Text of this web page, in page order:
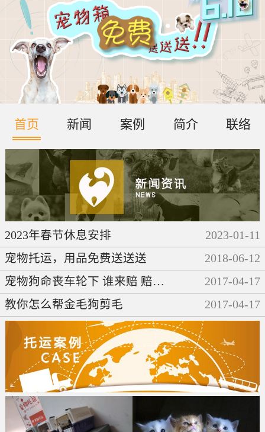
首页 新闻 案例 简介 联络
2023年春节休息安排 2023-01-11
宠物托运，用品免费送送送
2018-06-12
宠物狗命丧车轮下 谁来赔 赔多少
2017-04-17
教你怎么帮金毛狗剪毛
2017-04-17